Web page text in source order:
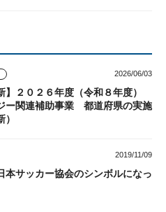
2026/06/03
】２０２６年度（令和８年度）
ー関連補助事業 都道府県の実施
2019/11/09
本サッカー協会のシンボルになっ